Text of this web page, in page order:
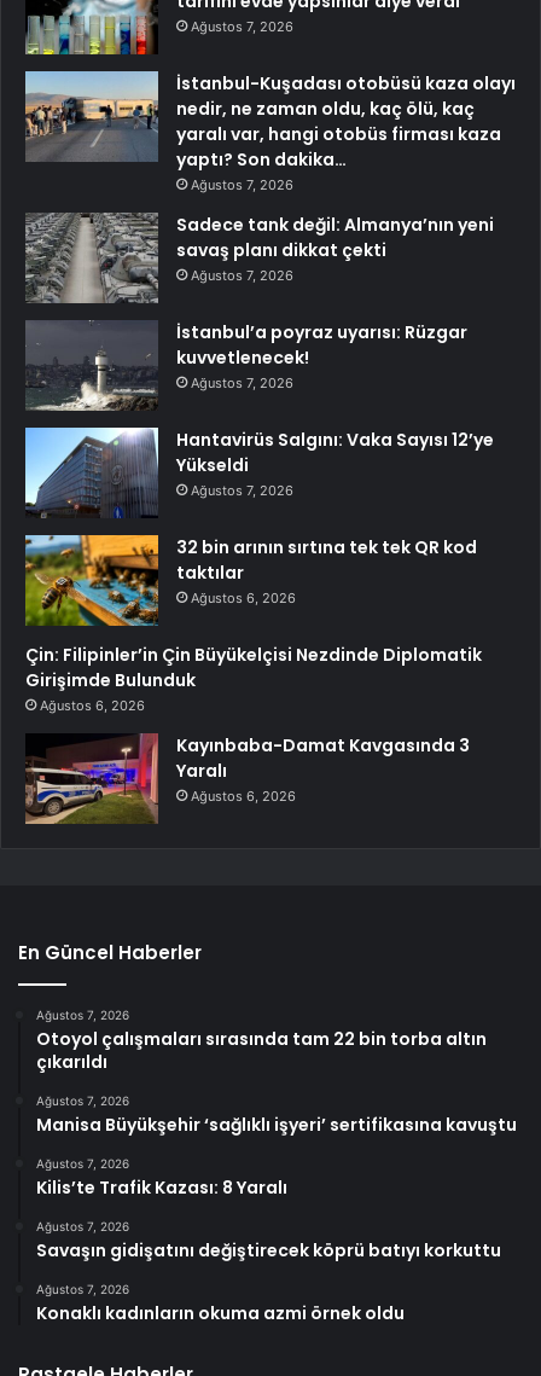
Ağustos 7, 2026
İstanbul-Kuşadası otobüsü kaza olayı
nedir, ne zaman oldu, kaç ölü, kaç
yaralı var, hangi otobüs firması kaza
yaptı? Son dakika…
Ağustos 7, 2026
Sadece tank değil: Almanya’nın yeni
savaş planı dikkat çekti
Ağustos 7, 2026
İstanbul’a poyraz uyarısı: Rüzgar
kuvvetlenecek!
Ağustos 7, 2026
Hantavirüs Salgını: Vaka Sayısı 12’ye
Yükseldi
Ağustos 7, 2026
32 bin arının sırtına tek tek QR kod
taktılar
Ağustos 6, 2026
Çin: Filipinler’in Çin Büyükelçisi Nezdinde Diplomatik
Girişimde Bulunduk
Ağustos 6, 2026
Kayınbaba-Damat Kavgasında 3
Yaralı
Ağustos 6, 2026
En Güncel Haberler
Ağustos 7, 2026
Otoyol çalışmaları sırasında tam 22 bin torba altın
çıkarıldı
Ağustos 7, 2026
Manisa Büyükşehir ‘sağlıklı işyeri’ sertifikasına kavuştu
Ağustos 7, 2026
Kilis’te Trafik Kazası: 8 Yaralı
Ağustos 7, 2026
Savaşın gidişatını değiştirecek köprü batıyı korkuttu
Ağustos 7, 2026
Konaklı kadınların okuma azmi örnek oldu